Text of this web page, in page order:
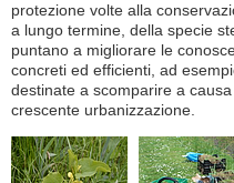
protezione volte alla
a lungo termine, della specie
puntano a migliorare le
concreti ed efficienti, ad
destinate a scomparire a
crescente urbanizzazione.